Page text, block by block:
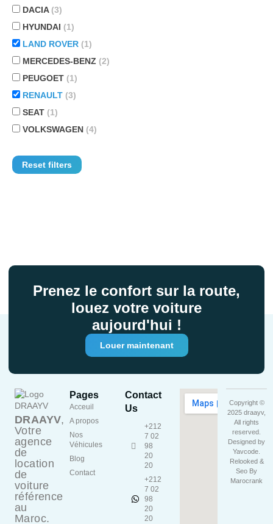
DACIA (3)
HYUNDAI (1)
LAND ROVER (1)
MERCEDES-BENZ (2)
PEUGOET (1)
RENAULT (3)
SEAT (1)
VOLKSWAGEN (4)
Reset filters
Prenez le confort sur la route,
louez votre voiture
aujourd'hui !
Louer maintenant
DRAAYV,
Votre
agence
de
location
de
voiture
référence
au
Maroc.
Pages
Acceuil
A propos
Nos
Véhicules
Blog
Contact
Contact
Us
+212
7 02
98
20
20
+212
7 02
98
20
20
Copyright ©
2025 draayv,
All rights
reserved.
Designed by
Yavcode
Relooked &
Seo By
Marocrank